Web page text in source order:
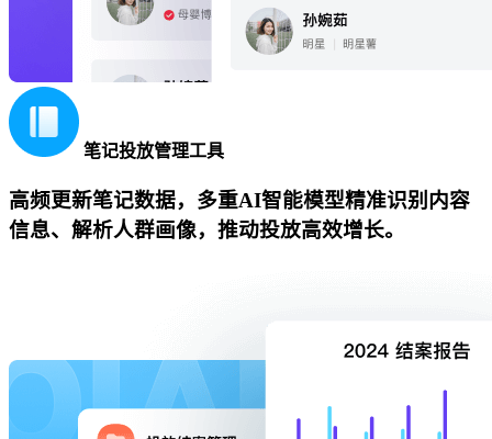
笔记投放管理工具
高频更新笔记数据，多重AI智能模型精准识别内容
信息、解析人群画像，推动投放高效增长。